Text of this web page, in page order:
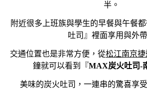
半。
附近很多上班族與學生的早餐與午餐
吐司』裡面享用與外帶
交通位置也是非常方便，從松江南京
鐘就可以看到『MAX炭火吐司-
美味的炭火吐司，一連串的驚喜享